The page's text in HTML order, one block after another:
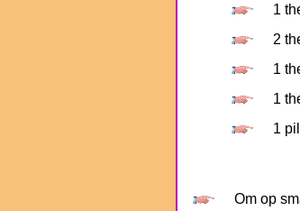
1
2
1
1
1
Om op